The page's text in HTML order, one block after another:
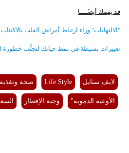
قد يهمك أيضًــــا
"الالتهابات" وراء ارتباط أمراض القلب بالاكتئاب
تغييرات بسيطة في نمط حياتك لتجنُّب خطورة
لايف ستايل Life Style صحة وتغذية
الأوعية الدموية" وجبة الإفطار